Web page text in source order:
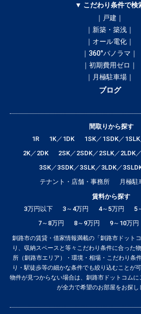
▼ こだわり条件で検
｜戸建｜
｜新築・築浅｜
｜オール電化｜
｜360°パノラマ｜
｜初期費用ゼロ｜
｜月極駐車場｜
ブログ
間取りから探す
1R
1K／1DK
1SK／1SDK／
2K／2DK
2SK／2SDK／2SLK／2LDK
3SK／3SDK／3SLK／3LDK／
テナント・店舗・事務所
月極駐
賃料から探す
3万円以下
3～4万円 4～5万円 5
7～8万円
8～9万円 9～10万円
釧路市の賃貸・借家情報満載の「釧路市ドット
り、収納スペースと等々こだわり条件に合った
所（釧路市エリア）・環境・相場・こだわり条
り・駅徒歩等の細かな条件でも絞り込むことが
物件が見つからない場合は、釧路市ドットコム
が全力で希望のお部屋をお探し